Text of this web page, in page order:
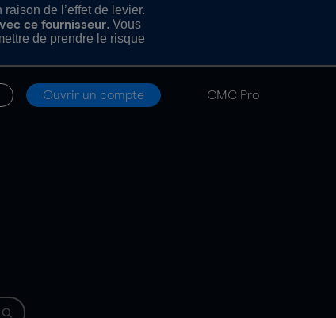
de l’effet de levier.
ce fournisseur. Vous
de prendre le risque
Ouvrir un compte CMC Pro